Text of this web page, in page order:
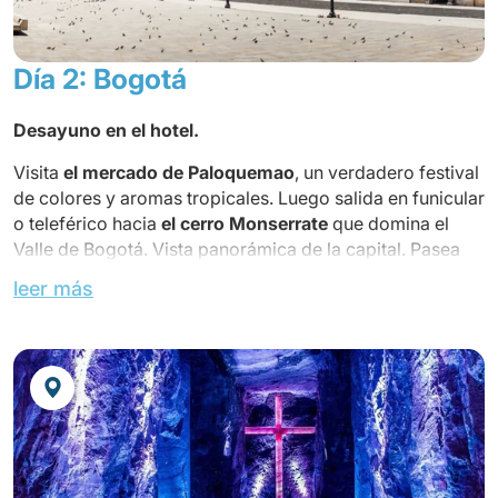
Día 2: Bogotá
Desayuno en el hotel.
Visita el mercado de Paloquemao, un verdadero festival
de colores y aromas tropicales. Luego salida en funicular
o teleférico hacia el cerro Monserrate que domina el
Valle de Bogotá. Vista panorámica de la capital. Pasea
por el barrio histórico, La Candelaria, y descubre todas
las casonas e iglesias de los siglos XVIII y XIX: primero,
morisco, luego pasa por el Palacio de Nariño, sede del
gobierno, y las iglesias de San Agustín y Santa Clara que
datan de la época colonial. Llegada a la Plaza Bolívar,
corazón de la ciudad histórica, rodeada por el Capitolio
Nacional, la Catedral Primada, la Capilla del Sagrario,
etc.
leer más